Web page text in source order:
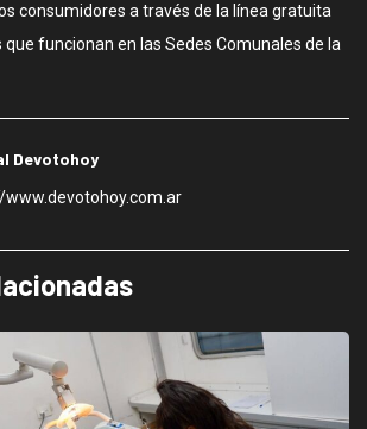
consumidores a través de la línea gratuita
que funcionan en las Sedes Comunales de la
Devotohoy
www.devotohoy.com.ar